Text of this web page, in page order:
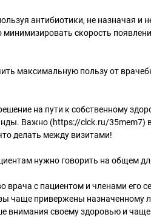
антибиотики, не назначая и
скорость
максимальную пользу от
на пути к собственному
Важно (https://clck.ru/35mem7)
делать между визитами!
нужно говорить на общем
врача с пациентом и членами его
чаще привержены назначенному
внимания своему здоровью и